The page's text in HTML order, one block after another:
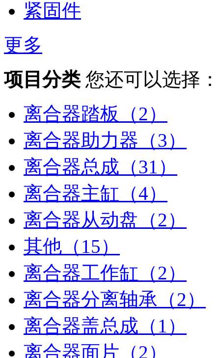
紧固件
更多
项目分类 您还可以选择：
离合器踏板（2）
离合器助力器（3）
离合器总成（31）
离合器主缸（4）
离合器从动盘（2）
其他（15）
离合器工作缸（2）
离合器分离轴承（2）
离合器盖总成（1）
离合器面片（2）